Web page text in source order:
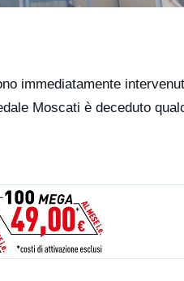
immediatamente
Moscati è deceduto